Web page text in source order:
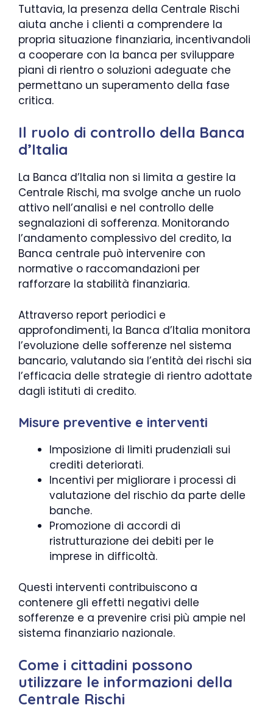
Tuttavia, la presenza della Centrale Rischi
aiuta anche i clienti a comprendere la
propria situazione finanziaria, incentivandoli
a cooperare con la banca per sviluppare
piani di rientro o soluzioni adeguate che
permettano un superamento della fase
critica.
Il ruolo di controllo della Banca
d’Italia
La Banca d’Italia non si limita a gestire la
Centrale Rischi, ma svolge anche un ruolo
attivo nell’analisi e nel controllo delle
segnalazioni di sofferenza. Monitorando
l’andamento complessivo del credito, la
Banca centrale può intervenire con
normative o raccomandazioni per
rafforzare la stabilità finanziaria.
Attraverso report periodici e
approfondimenti, la Banca d’Italia monitora
l’evoluzione delle sofferenze nel sistema
bancario, valutando sia l’entità dei rischi sia
l’efficacia delle strategie di rientro adottate
dagli istituti di credito.
Misure preventive e interventi
Imposizione di limiti prudenziali sui
crediti deteriorati.
Incentivi per migliorare i processi di
valutazione del rischio da parte delle
banche.
Promozione di accordi di
ristrutturazione dei debiti per le
imprese in difficoltà.
Questi interventi contribuiscono a
contenere gli effetti negativi delle
sofferenze e a prevenire crisi più ampie nel
sistema finanziario nazionale.
Come i cittadini possono
utilizzare le informazioni della
Centrale Rischi